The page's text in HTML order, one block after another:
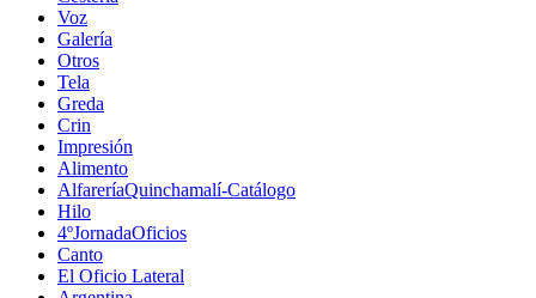
Voz
Galería
Otros
Tela
Greda
Crin
Impresión
Alimento
AlfareríaQuinchamalí-Catálogo
Hilo
4ºJornadaOficios
Canto
El Oficio Lateral